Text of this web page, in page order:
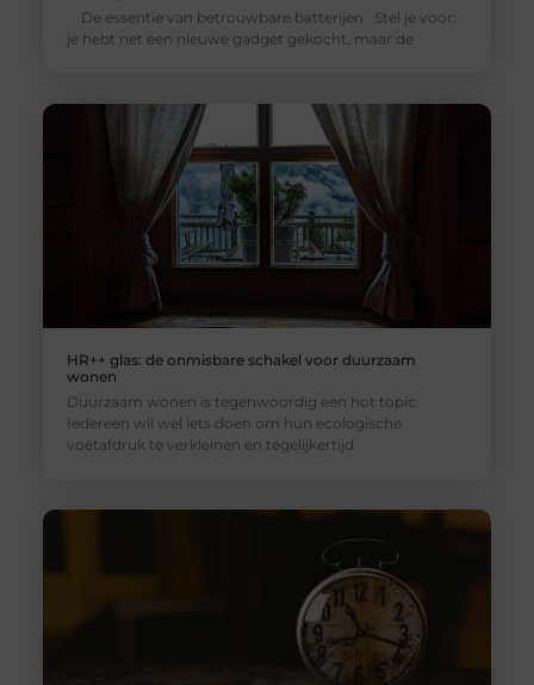
De essentie van betrouwbare batterijen Stel je voor:
je hebt net een nieuwe gadget gekocht, maar de
HR++ glas: de onmisbare schakel voor duurzaam
wonen
Duurzaam wonen is tegenwoordig een hot topic.
Iedereen wil wel iets doen om hun ecologische
voetafdruk te verkleinen en tegelijkertijd